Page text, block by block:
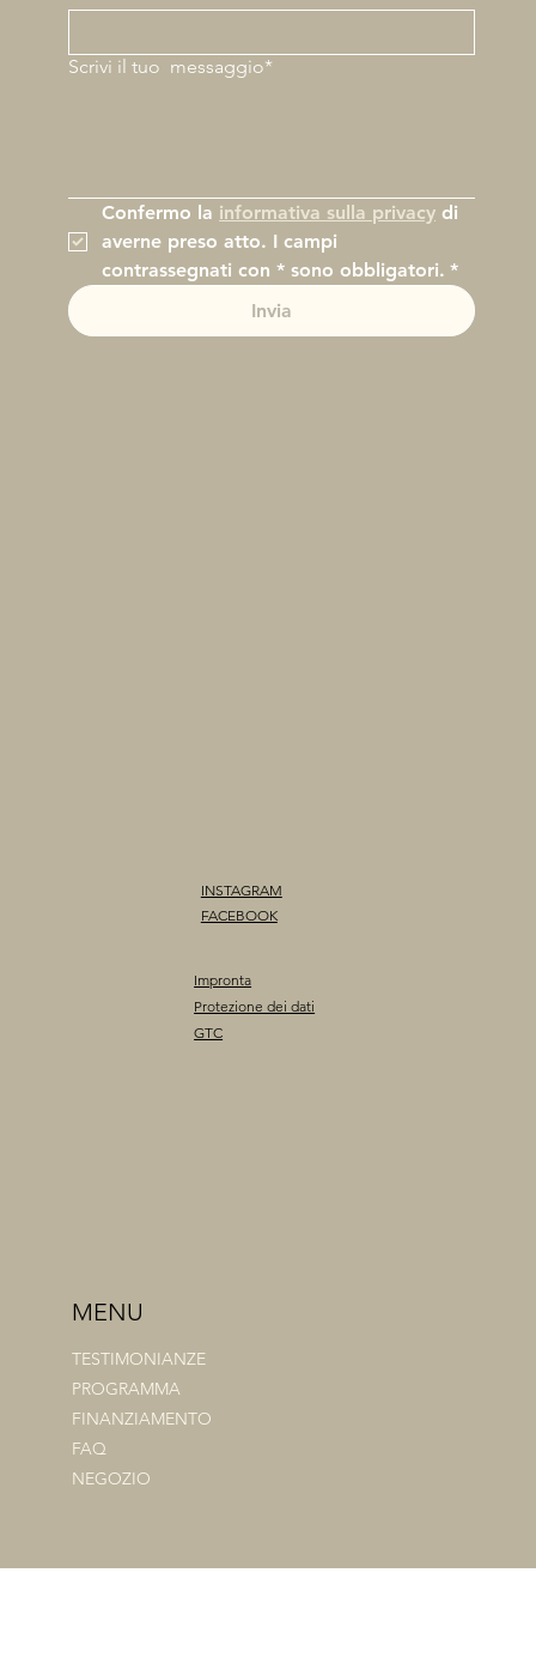
MENU
TESTIMONIANZE
PROGRAMMA
FINANZIAMENTO
FAQ
NEGOZIO
Scrivi il tuo messaggio*
Confermo la informativa sulla privacy di
averne preso atto. I campi
contrassegnati con * sono obbligatori. *
Invia
INSTAGRAM
FACEBOOK
Impronta
Protezione dei dati
GTC